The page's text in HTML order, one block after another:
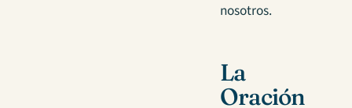
nosotros.
La
Oración